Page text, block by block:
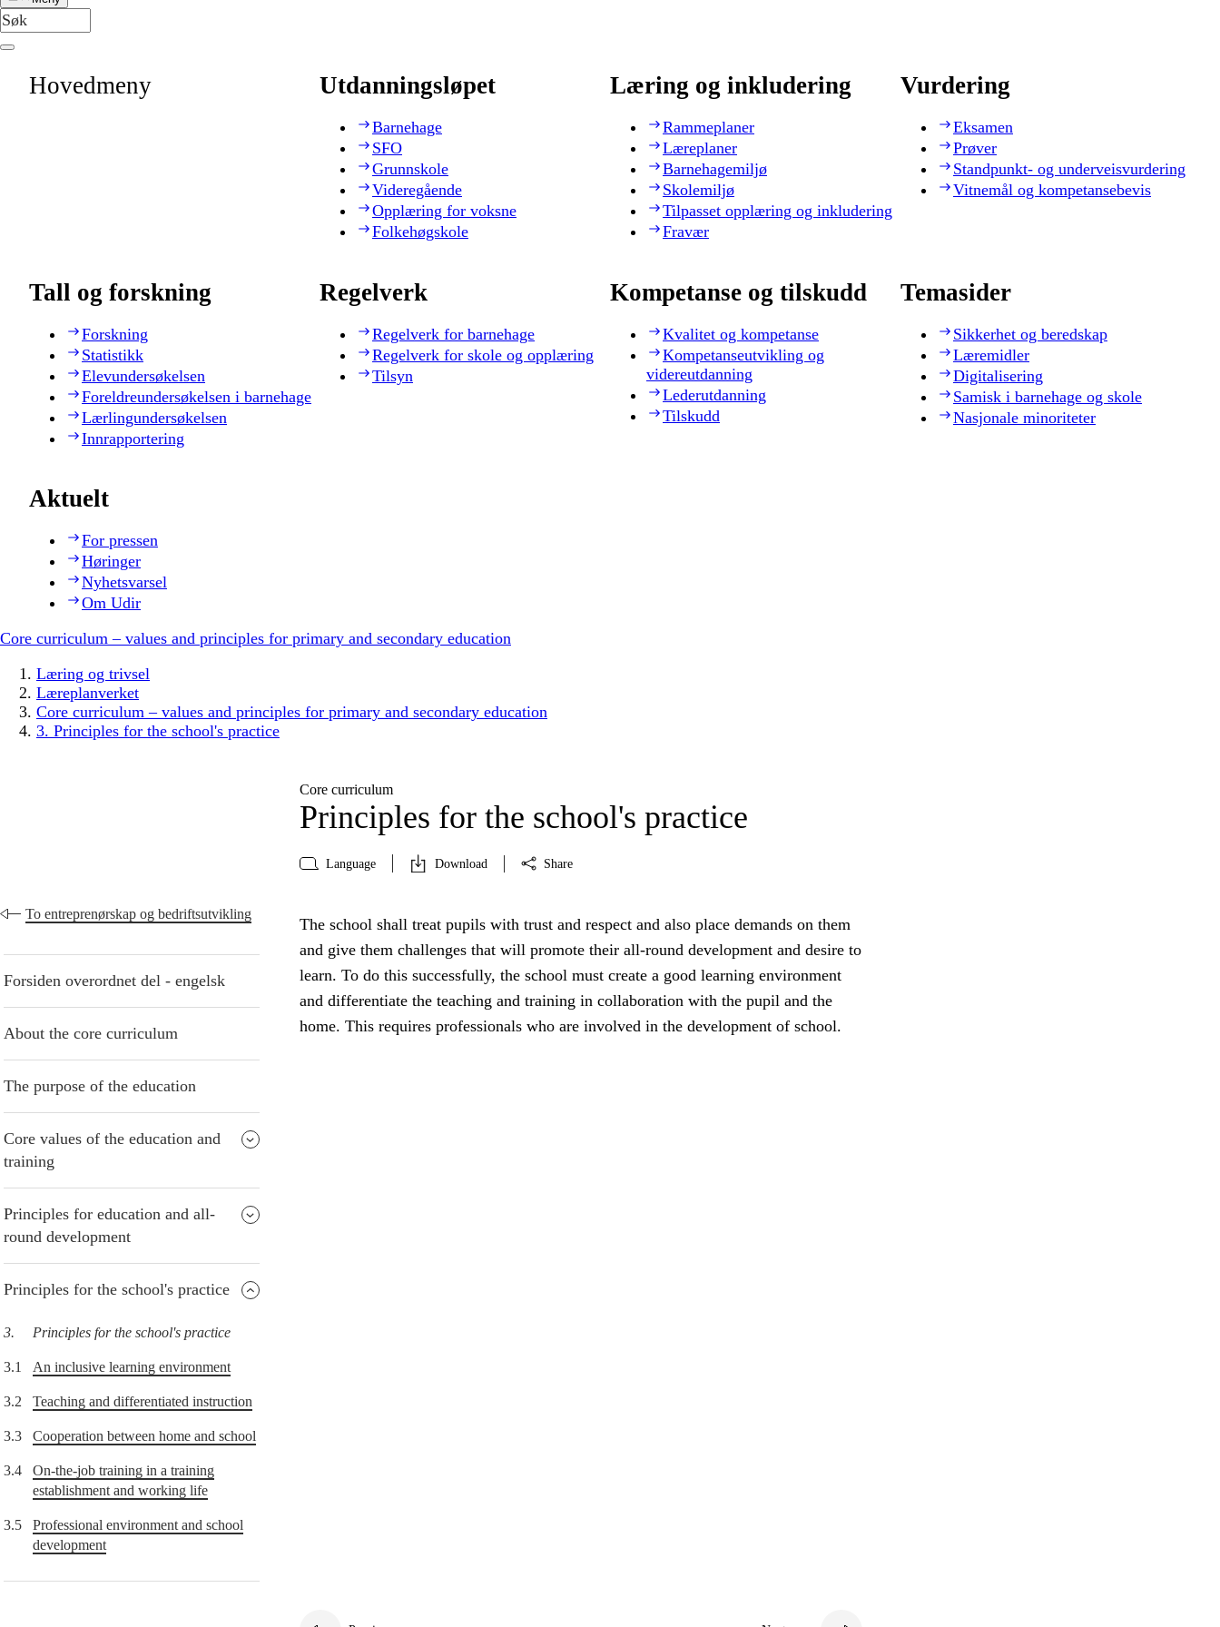
Hovedmeny Utdanningsløpet
Barnehage
SFO
Grunnskole
Videregående
Opplæring for voksne
Folkehøgskole
Læring og inkludering
Rammeplaner
Læreplaner
Barnehagemiljø
Skolemiljø
Tilpasset opplæring og inkludering
Fravær
Vurdering
Eksamen
Prøver
Standpunkt- og underveisvurdering
Vitnemål og kompetansebevis
Tall og forskning
Forskning
Statistikk
Elevundersøkelsen
Foreldreundersøkelsen i barnehage
Lærlingundersøkelsen
Innrapportering
Regelverk
Regelverk for barnehage
Regelverk for skole og opplæring
Tilsyn
Kompetanse og tilskudd
Kvalitet og kompetanse
Kompetanseutvikling og
videreutdanning
Lederutdanning
Tilskudd
Temasider
Sikkerhet og beredskap
Læremidler
Digitalisering
Samisk i barnehage og skole
Nasjonale minoriteter
Aktuelt
For pressen
Høringer
Nyhetsvarsel
Om Udir
Core curriculum – values and principles for primary and secondary education
Læring og trivsel
Læreplanverket
Core curriculum – values and principles for primary and secondary education
3. Principles for the school's practice
Core curriculum
Principles for the school's practice
Language Download Share
To entreprenørskap og bedriftsutvikling
Forsiden overordnet del - engelsk
About the core curriculum
The purpose of the education
Core values of the education and
training
Principles for education and all-
round development
Principles for the school's practice
3. Principles for the school's practice
3.1 An inclusive learning environment
3.2 Teaching and differentiated instruction
3.3 Cooperation between home and school
3.4
On-the-job training in a training
establishment and working life
3.5
Professional environment and school
development
The school shall treat pupils with trust and respect and also place demands on them
and give them challenges that will promote their all-round development and desire to
learn. To do this successfully, the school must create a good learning environment
and differentiate the teaching and training in collaboration with the pupil and the
home. This requires professionals who are involved in the development of school.